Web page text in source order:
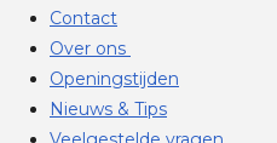
Contact
Over ons
Openingstijden
Nieuws & Tips